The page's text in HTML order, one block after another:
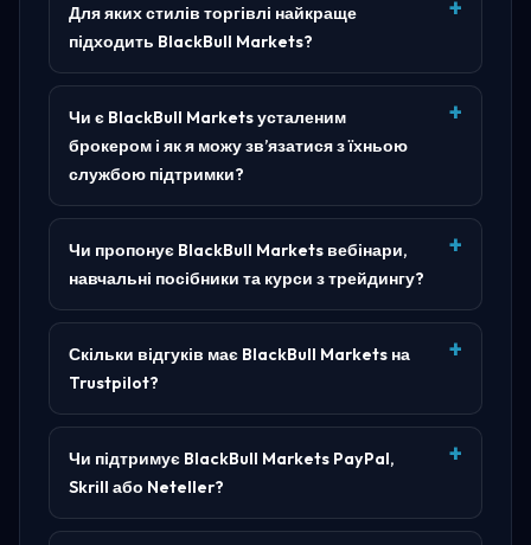
Для яких стилів торгівлі найкраще
підходить BlackBull Markets?
Чи є BlackBull Markets усталеним
брокером і як я можу зв’язатися з їхньою
службою підтримки?
Чи пропонує BlackBull Markets вебінари,
навчальні посібники та курси з трейдингу?
Скільки відгуків має BlackBull Markets на
Trustpilot?
Чи підтримує BlackBull Markets PayPal,
Skrill або Neteller?